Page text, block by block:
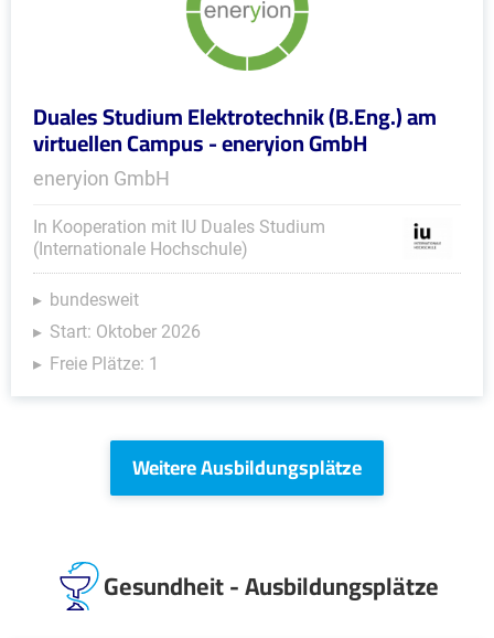
Duales Studium Elektrotechnik (B.Eng.) am
virtuellen Campus - eneryion GmbH
eneryion GmbH
In Kooperation mit IU Duales Studium
(Internationale Hochschule)
bundesweit
Start: Oktober 2026
Freie Plätze: 1
Weitere Ausbildungsplätze
Gesundheit - Ausbildungsplätze